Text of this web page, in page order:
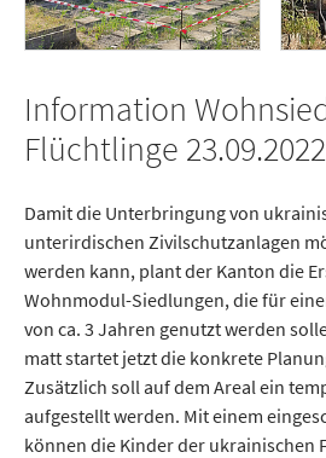
Information
Flüchtlinge 23.09.2022
Damit die Unterbringung von
unterirdischen Zivilschutzanlagen
werden kann, plant der Kanton die
Wohnmodul-Siedlungen, die für
von ca. 3 Jahren genutzt werden
matt startet jetzt die konkrete
Zusätzlich soll auf dem Areal ein
aufgestellt werden. Mit einem
können die Kinder der ukrainischen